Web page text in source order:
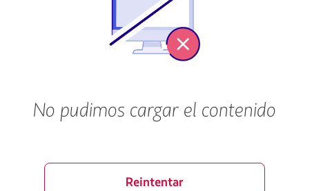
No pudimos cargar el contenido
Reintentar